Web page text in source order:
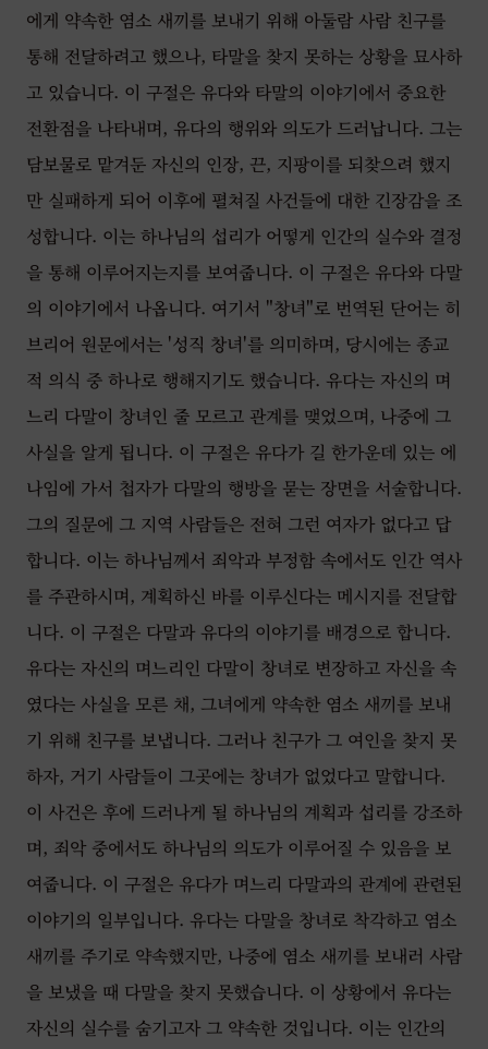
에게 약속한 염소 새끼를 보내기 위해 아둘람 사람 친구를
통해 전달하려고 했으나, 타말을 찾지 못하는 상황을 묘사하
고 있습니다. 이 구절은 유다와 타말의 이야기에서 중요한
전환점을 나타내며, 유다의 행위와 의도가 드러납니다. 그는
담보물로 맡겨둔 자신의 인장, 끈, 지팡이를 되찾으려 했지
만 실패하게 되어 이후에 펼쳐질 사건들에 대한 긴장감을 조
성합니다. 이는 하나님의 섭리가 어떻게 인간의 실수와 결정
을 통해 이루어지는지를 보여줍니다. 이 구절은 유다와 다말
의 이야기에서 나옵니다. 여기서 "창녀"로 번역된 단어는 히
브리어 원문에서는 '성직 창녀'를 의미하며, 당시에는 종교
적 의식 중 하나로 행해지기도 했습니다. 유다는 자신의 며
느리 다말이 창녀인 줄 모르고 관계를 맺었으며, 나중에 그
사실을 알게 됩니다. 이 구절은 유다가 길 한가운데 있는 에
나임에 가서 첩자가 다말의 행방을 묻는 장면을 서술합니다.
그의 질문에 그 지역 사람들은 전혀 그런 여자가 없다고 답
합니다. 이는 하나님께서 죄악과 부정함 속에서도 인간 역사
를 주관하시며, 계획하신 바를 이루신다는 메시지를 전달합
니다. 이 구절은 다말과 유다의 이야기를 배경으로 합니다.
유다는 자신의 며느리인 다말이 창녀로 변장하고 자신을 속
였다는 사실을 모른 채, 그녀에게 약속한 염소 새끼를 보내
기 위해 친구를 보냅니다. 그러나 친구가 그 여인을 찾지 못
하자, 거기 사람들이 그곳에는 창녀가 없었다고 말합니다.
이 사건은 후에 드러나게 될 하나님의 계획과 섭리를 강조하
며, 죄악 중에서도 하나님의 의도가 이루어질 수 있음을 보
여줍니다. 이 구절은 유다가 며느리 다말과의 관계에 관련된
이야기의 일부입니다. 유다는 다말을 창녀로 착각하고 염소
새끼를 주기로 약속했지만, 나중에 염소 새끼를 보내러 사람
을 보냈을 때 다말을 찾지 못했습니다. 이 상황에서 유다는
자신의 실수를 숨기고자 그 약속한 것입니다. 이는 인간의